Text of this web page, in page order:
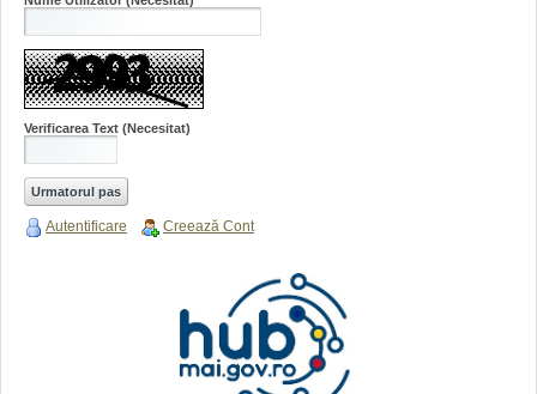
Verificarea Text (Necesitat)
Autentificare Creează Cont